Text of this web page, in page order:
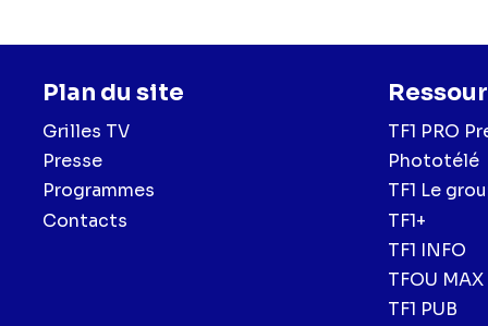
Plan du site
Grilles TV
Presse
Programmes
Contacts
TF1 PRO
Phototélé
TF1 Le
TF1+
TF1 INFO
TFOU MAX
TF1 PUB